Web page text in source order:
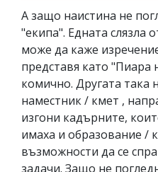
А защо наистина не
"екипа". Едната слязла
може да каже
представя като
комично. Другата така
наместник / кмет ,
изгони кадърните,
имаха и образование /
възможности да се
задачи. Защо не